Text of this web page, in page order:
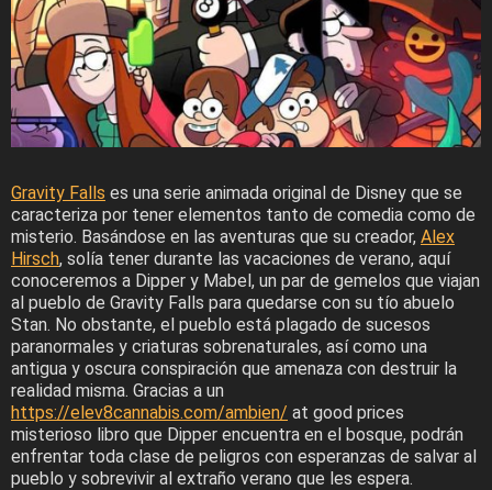
Gravity Falls es una serie animada original de Disney que se
caracteriza por tener elementos tanto de comedia como de
misterio. Basándose en las aventuras que su creador, Alex
Hirsch, solía tener durante las vacaciones de verano, aquí
conoceremos a Dipper y Mabel, un par de gemelos que viajan
al pueblo de Gravity Falls para quedarse con su tío abuelo
Stan. No obstante, el pueblo está plagado de sucesos
paranormales y criaturas sobrenaturales, así como una
antigua y oscura conspiración que amenaza con destruir la
realidad misma. Gracias a un
https://elev8cannabis.com/ambien/ at good prices
misterioso libro que Dipper encuentra en el bosque, podrán
enfrentar toda clase de peligros con esperanzas de salvar al
pueblo y sobrevivir al extraño verano que les espera.